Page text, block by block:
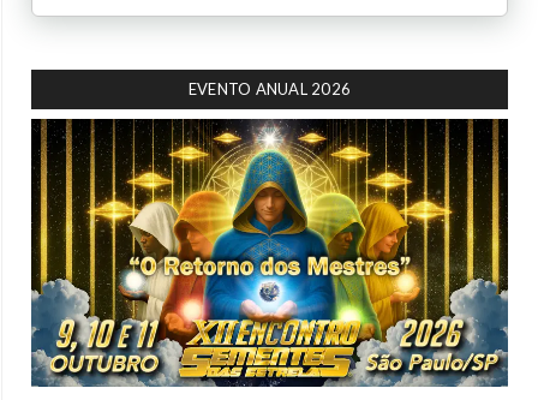
EVENTO ANUAL 2026